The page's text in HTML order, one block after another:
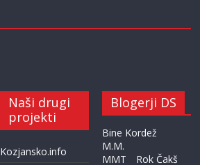
Naši drugi
projekti
Kozjansko.info
Blogerji DS
Bine Kordež
M.M.
MMT
Rok Čakš